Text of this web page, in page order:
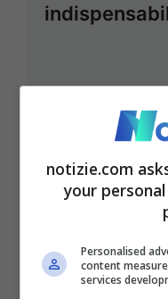
dei dazi nei
Leggi tutto
CRONACA
notizie.com
your
Personalised
content
services